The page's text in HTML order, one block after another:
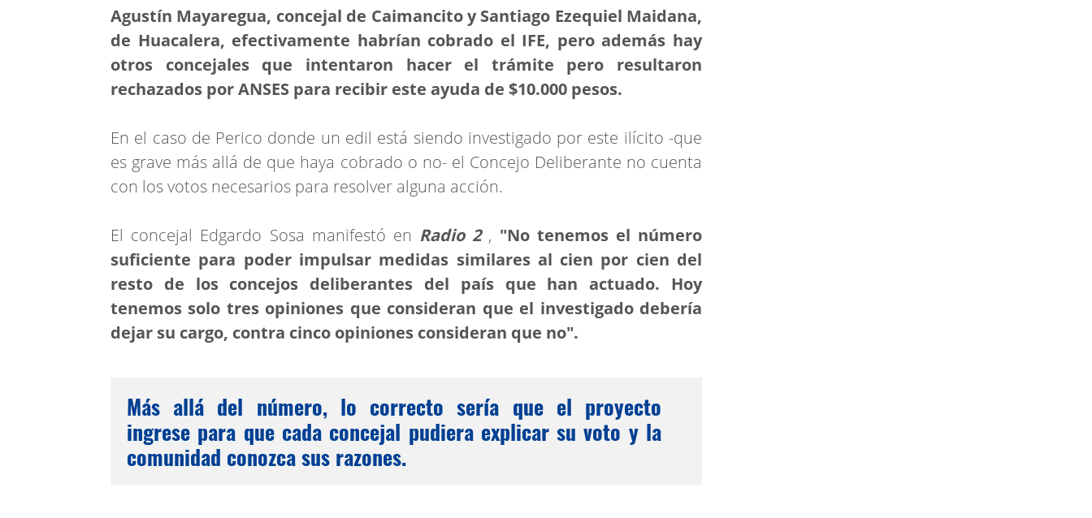
Agustín Mayaregua, concejal de Caimancito y Santiago Ezequiel Maidana,
de Huacalera, efectivamente habrían cobrado el IFE, pero además hay
otros concejales que intentaron hacer el trámite pero resultaron
rechazados por ANSES para recibir este ayuda de $10.000 pesos.
En el caso de Perico donde un edil está siendo investigado por este ilícito -que
es grave más allá de que haya cobrado o no- el Concejo Deliberante no cuenta
con los votos necesarios para resolver alguna acción.
El concejal Edgardo Sosa manifestó en Radio 2, "No tenemos el número
suficiente para poder impulsar medidas similares al cien por cien del
resto de los concejos deliberantes del país que han actuado. Hoy
tenemos solo tres opiniones que consideran que el investigado debería
dejar su cargo, contra cinco opiniones consideran que no".
Más allá del número, lo correcto sería que el proyecto
ingrese para que cada concejal pudiera explicar su voto y la
comunidad conozca sus razones.